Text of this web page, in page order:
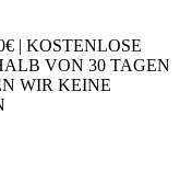
| KOSTENLOSE
VON 30 TAGEN
WIR KEINE